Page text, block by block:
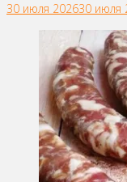
30 июля 202630 июля